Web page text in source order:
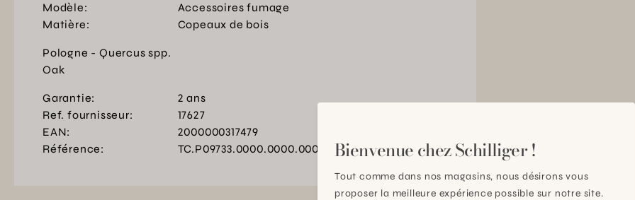
Modèle:
Accessoires fumage
Matière:
Copeaux de bois
Pologne - Quercus spp.
Oak
Garantie:
2 ans
Ref. fournisseur:
17627
EAN:
2000000317479
Référence:
TC.P09733.0000.0000.0000 Bienvenue chez Schilliger !
Tout comme dans nos magasins, nous désirons vous
proposer la meilleure expérience possible sur notre site.